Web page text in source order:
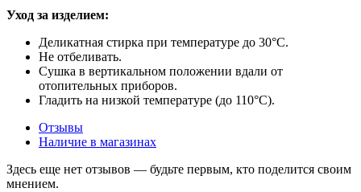
Уход за изделием:
Деликатная стирка при температуре до 30°C.
Не отбеливать.
Сушка в вертикальном положении вдали от
отопительных приборов.
Гладить на низкой температуре (до 110°C).
Отзывы
Наличие в магазинах
Здесь еще нет отзывов — будьте первым, кто поделится своим
мнением.